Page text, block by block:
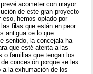
acometer con mayor
de este gran proyecto
hemos optado por
filas que están en peor
antigua de lo que
sentido, la concejala ha
que esté atenta a las
o familias que tengan los
concesión porque se les
a la exhumación de los